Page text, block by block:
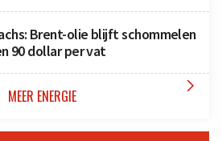
Brent-olie blijft schommelen
90 dollar per vat
MEER ENERGIE 